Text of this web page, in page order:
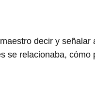
decir y
se relacionaba,